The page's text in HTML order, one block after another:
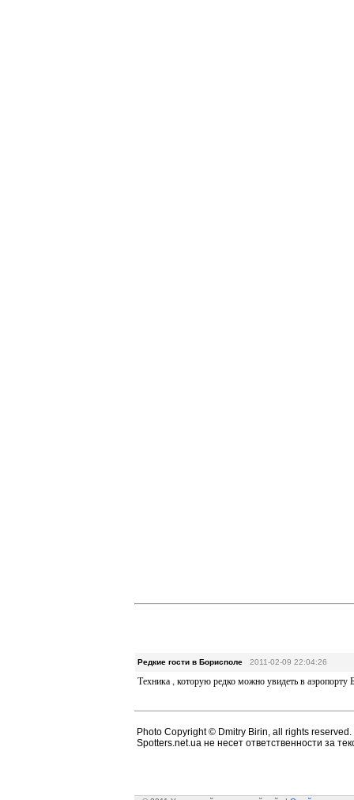
Редкие гости в Борисполе 2011-02-09 22:04:26
Техника , которую редко можно увидеть в аэропорту
Photo Copyright © Dmitry Birin, all rights reserved.
Spotters.net.ua не несет ответственности за